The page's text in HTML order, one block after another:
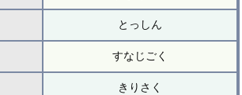
とっしん
すなじごく
きりさく